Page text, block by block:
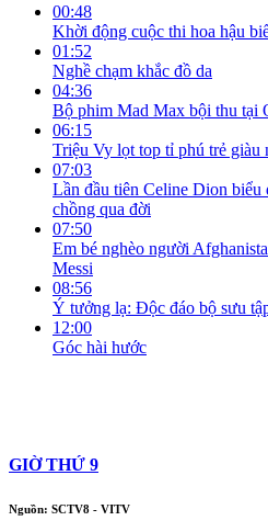
00:48
Khời động cuộc thi hoa hậu
01:52
Nghề chạm khắc đồ da
04:36
Bộ phim Mad Max bội thu tại
06:15
Triệu Vy lọt top tỉ phú trẻ giàu
07:03
Lần đầu tiên Celine Dion biểu
chồng qua đời
07:50
Em bé nghèo người
Messi
08:56
Ý tưởng lạ: Độc đáo bộ sưu
12:00
Góc hài hước
GIỜ THỨ 9
Nguồn: SCTV8 - VITV